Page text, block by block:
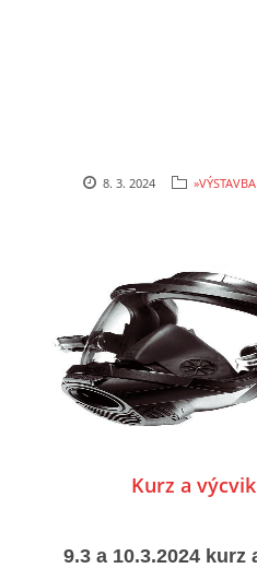
8. 3. 2024
Kurz a
9.3 a 10.3.2024 kurz